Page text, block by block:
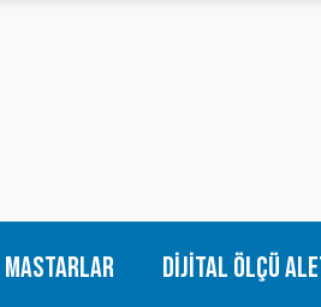
Mastarlar Dijital Ölçü